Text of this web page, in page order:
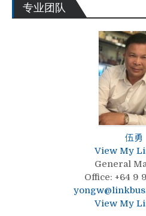
专业团队
伍勇
View My
General
Office: +64 9
View My